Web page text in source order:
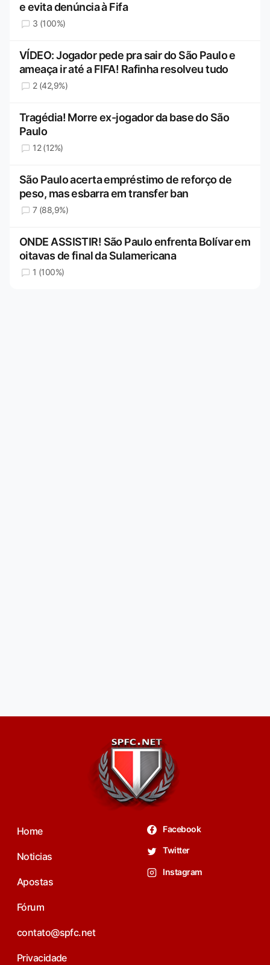
e evita denúncia à Fifa
3 (100%)
VÍDEO: Jogador pede pra sair do São Paulo e
ameaça ir até a FIFA! Rafinha resolveu tudo
2 (42,9%)
Tragédia! Morre ex-jogador da base do São
Paulo
12 (12%)
São Paulo acerta empréstimo de reforço de
peso, mas esbarra em transfer ban
7 (88,9%)
ONDE ASSISTIR! São Paulo enfrenta Bolívar em
oitavas de final da Sulamericana
1 (100%)
Home
Noticias
Apostas
Fórum
contato@spfc.net
Privacidade
Facebook
Twitter
Instagram